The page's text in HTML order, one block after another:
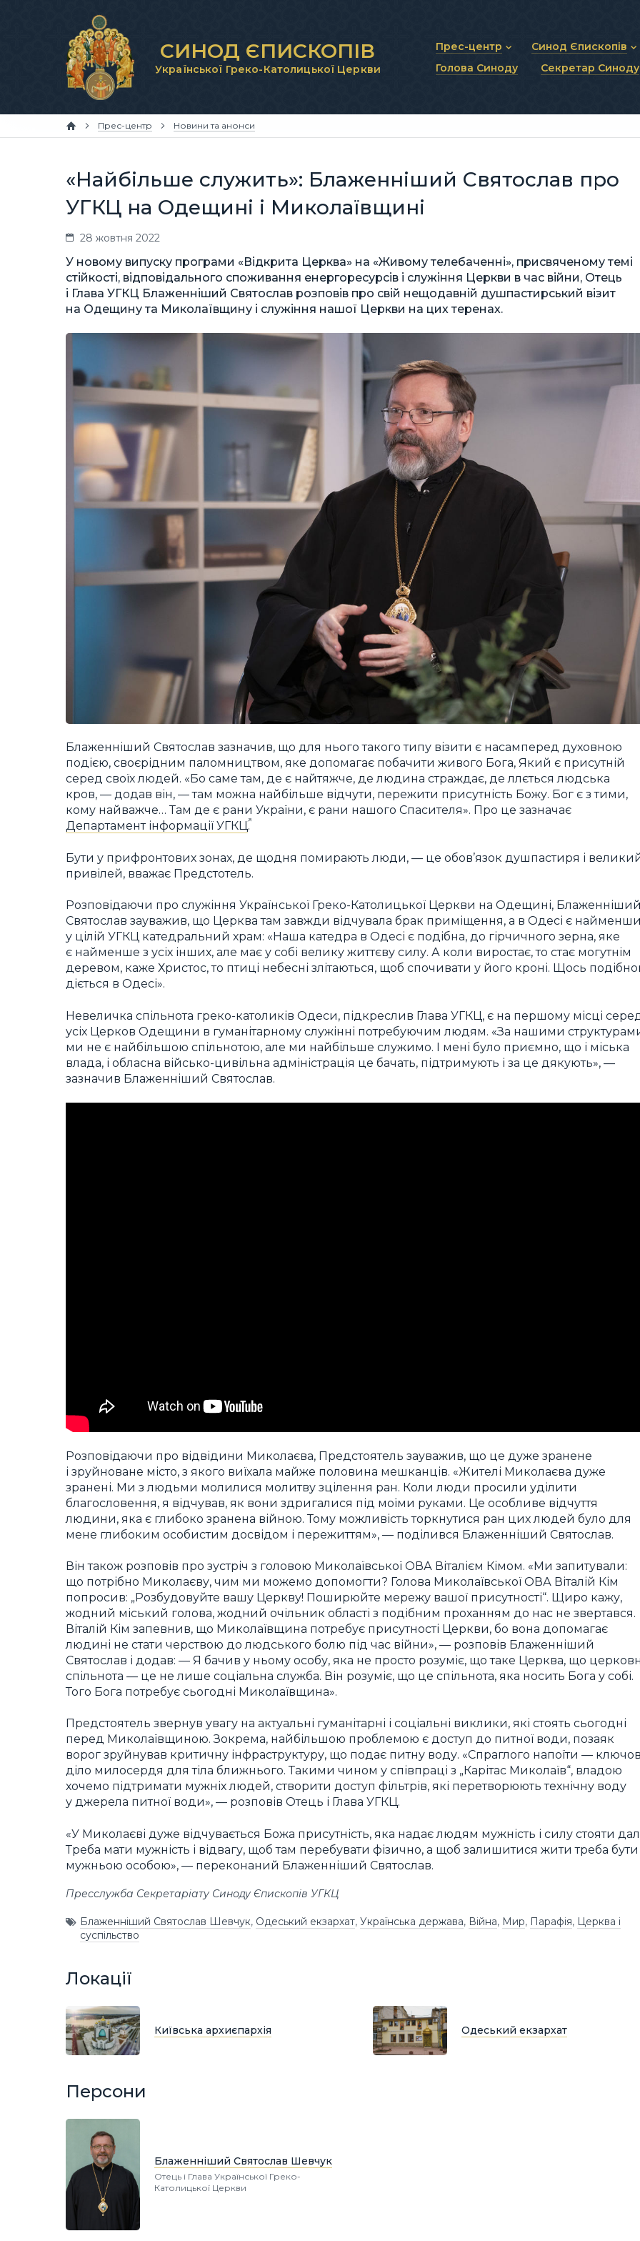
СИНОД ЄПИСКОПІВ
Української Греко-Католицької Церкви
Прес-центр
Новини та анонси
Синод Єпископів
Статут Синоду
Синодальні органи
Голова Синоду Секретар Синоду
Прес-центр Новини та анонси
«Найбільше служить»: Блаженніший Святослав про
УГКЦ на Одещині і Миколаївщині
28 жовтня 2022
У новому випуску програми «Відкрита Церква» на «Живому телебаченні», присвяченому темі
стійкості, відповідального споживання енергоресурсів і служіння Церкви в час війни, Отець
і Глава УГКЦ Блаженніший Святослав розповів про свій нещодавній душпастирський візит
на Одещину та Миколаївщину і служіння нашої Церкви на цих теренах.
Блаженніший Святослав зазначив, що для нього такого типу візити є насамперед духовною
подією, своєрідним паломництвом, яке допомагає побачити живого Бога, Який є присутній
серед своїх людей. «Бо саме там, де є найтяжче, де людина страждає, де ллється людська
кров, — додав він, — там можна найбільше відчути, пережити присутність Божу. Бог є з тими,
кому найважче… Там де є рани України, є рани нашого Спасителя». Про це зазначає
Департамент інформації УГКЦ.
Бути у прифронтових зонах, де щодня помирають люди, — це обов’язок душпастиря і
привілей, вважає Предстотель.
Розповідаючи про служіння Української Греко-Католицької Церкви на Одещині, Блаженніший
Святослав зауважив, що Церква там завжди відчувала брак приміщення, а в Одесі є
у цілій УГКЦ катедральний храм: «Наша катедра в Одесі є подібна, до гірчичного зерна, яке
є найменше з усіх інших, але має у собі велику життєву силу. А коли виростає, то стає могутнім
деревом, каже Христос, то птиці небесні злітаються, щоб спочивати у його кроні. Щось
діється в Одесі».
Невеличка спільнота греко-католиків Одеси, підкреслив Глава УГКЦ, є на першому місці серед
усіх Церков Одещини в гуманітарному служінні потребуючим людям. «За нашими
ми не є найбільшою спільнотою, але ми найбільше служимо. І мені було приємно, що і міська
влада, і обласна військо-цивільна адміністрація це бачать, підтримують і за це дякують», —
зазначив Блаженніший Святослав.
Розповідаючи про відвідини Миколаєва, Предстоятель зауважив, що це дуже зранене
і зруйноване місто, з якого виїхала майже половина мешканців. «Жителі Миколаєва дуже
зранені. Ми з людьми молилися молитву зцілення ран. Коли люди просили уділити
благословення, я відчував, як вони здригалися під моїми руками. Це особливе відчуття
людини, яка є глибоко зранена війною. Тому можливість торкнутися ран цих людей було для
мене глибоким особистим досвідом і пережиттям», — поділився Блаженніший Святослав.
Він також розповів про зустріч з головою Миколаївської ОВА Віталієм Кімом. «Ми запитували:
що потрібно Миколаєву, чим ми можемо допомогти? Голова Миколаївської ОВА Віталій Кім
попросив: „Розбудовуйте вашу Церкву! Поширюйте мережу вашої присутності“. Щиро кажу,
жодний міський голова, жодний очільник області з подібним проханням до нас не звертався.
Віталій Кім запевнив, що Миколаївщина потребує присутності Церкви, бо вона допомагає
людині не стати черствою до людського болю під час війни», — розповів Блаженніший
Святослав і додав: — Я бачив у ньому особу, яка не просто розуміє, що таке Церква, що
спільнота — це не лише соціальна служба. Він розуміє, що це спільнота, яка носить Бога у собі.
Того Бога потребує сьогодні Миколаївщина».
Предстоятель звернув увагу на актуальні гуманітарні і соціальні виклики, які стоять сьогодні
перед Миколаївщиною. Зокрема, найбільшою проблемою є доступ до питної води, позаяк
ворог зруйнував критичну інфраструктуру, що подає питну воду. «Спраглого напоїти —
діло милосердя для тіла ближнього. Такими чином у співпраці з „Карітас Миколаїв“, владою
хочемо підтримати мужніх людей, створити доступ фільтрів, які перетворюють технічну воду
у джерела питної води», — розповів Отець і Глава УГКЦ.
«У Миколаєві дуже відчувається Божа присутність, яка надає людям мужність і силу стояти
Треба мати мужність і відвагу, щоб там перебувати фізично, а щоб залишитися жити треба бути
мужньою особою», — переконаний Блаженніший Святослав.
Пресслужба Секретаріату Синоду Єпископів УГКЦ
Блаженніший Святослав Шевчук, Одеський екзархат, Українська держава, Війна, Мир, Парафія, Церква і
суспільство
Локації
Київська архиєпархія Одеський екзархат
Персони
Блаженніший Святослав Шевчук
Отець і Глава Української Греко-
Католицької Церкви